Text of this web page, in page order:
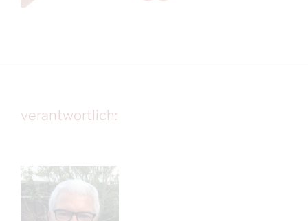
verantwortlich: